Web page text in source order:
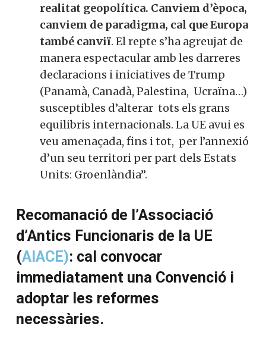
realitat geopolítica. Canviem d’època,
canviem de paradigma, cal que Europa
també canviï. El repte s’ha agreujat de
manera espectacular amb les darreres
declaracions i iniciatives de Trump
(Panamà, Canadà, Palestina, Ucraïna…)
susceptibles d’alterar tots els grans
equilibris internacionals. La UE avui es
veu amenaçada, fins i tot, per l’annexió
d’un seu territori per part dels Estats
Units: Groenlàndia”.
Recomanació de l’Associació
d’Antics Funcionaris de la UE
(AIACE): cal convocar
immediatament una Convenció i
adoptar les reformes
necessàries.